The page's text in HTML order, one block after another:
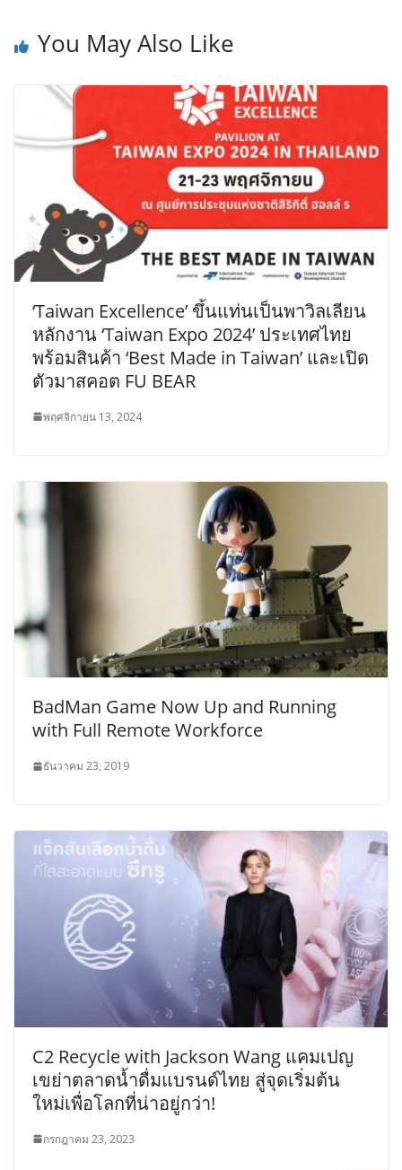
You May Also Like
‘Taiwan Excellence’ ขึ้นแท่นเป็นพาวิลเลียน
หลักงาน ‘Taiwan Expo 2024’ ประเทศไทย
พร้อมสินค้า ‘Best Made in Taiwan’ และเปิด
ตัวมาสคอต FU BEAR
พฤศจิกายน 13, 2024
BadMan Game Now Up and Running
with Full Remote Workforce
ธันวาคม 23, 2019
C2 Recycle with Jackson Wang แคมเปญ
เขย่าตลาดน้ำดื่มแบรนด์ไทย สู่จุดเริ่มต้น
ใหม่เพื่อโลกที่น่าอยู่กว่า!
กรกฎาคม 23, 2023